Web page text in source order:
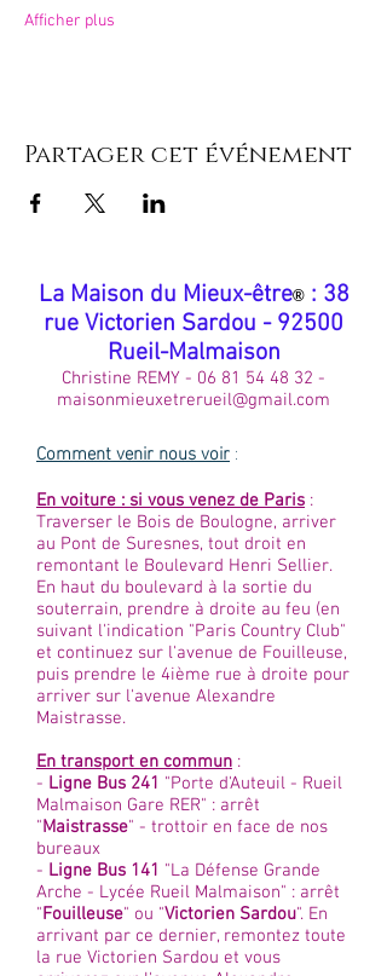
Afficher plus
Partager cet événement
​La Maison du Mieux-être®: 38
rue Victorien Sardou - 92500
Rueil-Malmaison
Christine REMY - 06 81 54 48 32 -
maisonmieuxetrerueil@gmail.com
Comment venir nous voir:
En voiture : si vous venez de Paris :
Traverser le Bois de Boulogne, arriver
au Pont de Suresnes, tout droit en
remontant le Boulevard Henri Sellier.
En haut du boulevard à la sortie du
souterrain, prendre à droite au feu (en
suivant l'indication "Paris Country Club"
et continuez sur l'avenue de Fouilleuse,
puis prendre le 4ième rue à droite pour
arriver sur l'avenue Alexandre
Maistrasse.
En transport en commun :
- Ligne Bus 241 "Porte d'Auteuil - Rueil
Malmaison Gare RER" : arrêt
"Maistrasse" - trottoir en face de nos
bureaux
- Ligne Bus 141 "La Défense Grande
Arche - Lycée Rueil Malmaison" : arrêt
"Fouilleuse" ou "Victorien Sardou". En
arrivant par ce dernier, remontez toute
la rue Victorien Sardou et vous